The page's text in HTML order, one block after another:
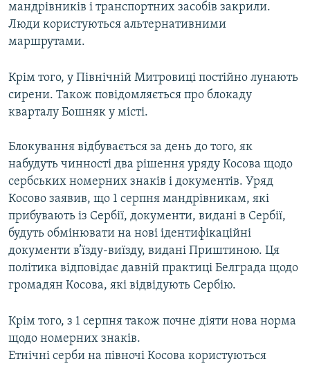
мандрівників і транспортних засобів закрили.
Люди користуються альтернативними
маршрутами.
Крім того, у Північній Митровиці постійно лунають
сирени. Також повідомляється про блокаду
кварталу Бошняк у місті.
Блокування відбувається за день до того, як
набудуть чинності два рішення уряду Косова щодо
сербських номерних знаків і документів. Уряд
Косово заявив, що 1 серпня мандрівникам, які
прибувають із Сербії, документи, видані в Сербії,
будуть обмінювати на нові ідентифікаційні
документи в’їзду-виїзду, видані Приштиною. Ця
політика відповідає давній практиці Белграда щодо
громадян Косова, які відвідують Сербію.
Крім того, з 1 серпня також почне діяти нова норма
щодо номерних знаків.
Етнічні серби на півночі Косова користуються